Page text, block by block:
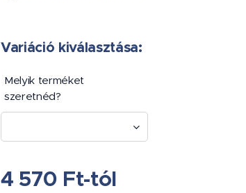
Variáció kiválasztása:
Melyik terméket
szeretnéd?
4 570 Ft-tól